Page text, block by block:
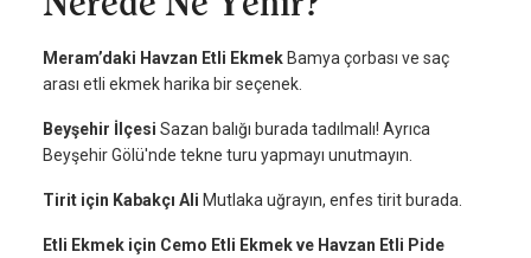
Meram’daki Havzan Etli Ekmek Bamya çorbası ve saç
arası etli ekmek harika bir seçenek.
Beyşehir İlçesi Sazan balığı burada tadılmalı! Ayrıca
Beyşehir Gölü'nde tekne turu yapmayı unutmayın.
Tirit için Kabakçı Ali Mutlaka uğrayın, enfes tirit burada.
Etli Ekmek için Cemo Etli Ekmek ve Havzan Etli Pide